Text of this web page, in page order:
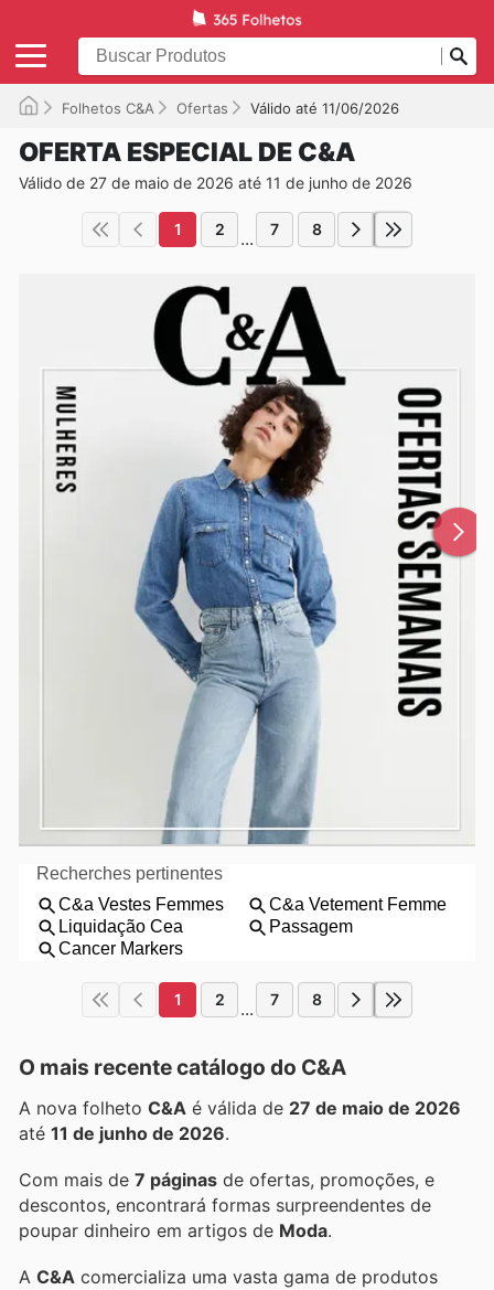
Folhetos C&A Ofertas Válido até 11/06/2026
OFERTA ESPECIAL DE C&A
Válido de 27 de maio de 2026 até 11 de junho de 2026
1 2 ... 7 8
1 2 ... 7 8
O mais recente catálogo do C&A
A nova folheto C&A é válida de 27 de maio de 2026
até 11 de junho de 2026.
Com mais de 7 páginas de ofertas, promoções, e
descontos, encontrará formas surpreendentes de
poupar dinheiro em artigos de Moda.
A C&A comercializa uma vasta gama de produtos